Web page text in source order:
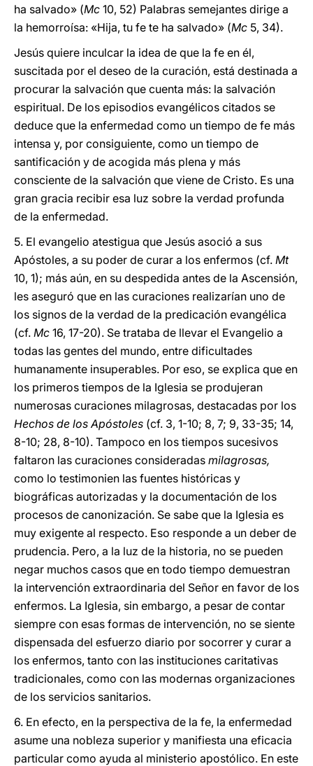
ha salvado» (Mc 10, 52) Palabras semejantes dirige a
la hemorroísa: «Hija, tu fe te ha salvado» (Mc 5, 34).
Jesús quiere inculcar la idea de que la fe en él,
suscitada por el deseo de la curación, está destinada a
procurar la salvación que cuenta más: la salvación
espiritual. De los episodios evangélicos citados se
deduce que la enfermedad como un tiempo de fe más
intensa y, por consiguiente, como un tiempo de
santificación y de acogida más plena y más
consciente de la salvación que viene de Cristo. Es una
gran gracia recibir esa luz sobre la verdad profunda
de la enfermedad.
5. El evangelio atestigua que Jesús asoció a sus
Apóstoles, a su poder de curar a los enfermos (cf. Mt
10, 1); más aún, en su despedida antes de la Ascensión,
les aseguró que en las curaciones realizarían uno de
los signos de la verdad de la predicación evangélica
(cf. Mc 16, 17-20). Se trataba de llevar el Evangelio a
todas las gentes del mundo, entre dificultades
humanamente insuperables. Por eso, se explica que en
los primeros tiempos de la Iglesia se produjeran
numerosas curaciones milagrosas, destacadas por los
Hechos de los Apóstoles (cf. 3, 1-10; 8, 7; 9, 33-35; 14,
8-10; 28, 8-10). Tampoco en los tiempos sucesivos
faltaron las curaciones consideradas milagrosas,
como lo testimonien las fuentes históricas y
biográficas autorizadas y la documentación de los
procesos de canonización. Se sabe que la Iglesia es
muy exigente al respecto. Eso responde a un deber de
prudencia. Pero, a la luz de la historia, no se pueden
negar muchos casos que en todo tiempo demuestran
la intervención extraordinaria del Señor en favor de los
enfermos. La Iglesia, sin embargo, a pesar de contar
siempre con esas formas de intervención, no se siente
dispensada del esfuerzo diario por socorrer y curar a
los enfermos, tanto con las instituciones caritativas
tradicionales, como con las modernas organizaciones
de los servicios sanitarios.
6. En efecto, en la perspectiva de la fe, la enfermedad
asume una nobleza superior y manifiesta una eficacia
particular como ayuda al ministerio apostólico. En este